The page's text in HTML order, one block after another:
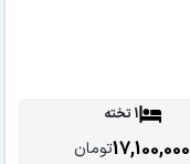
1 تخته
17,100,000تومان